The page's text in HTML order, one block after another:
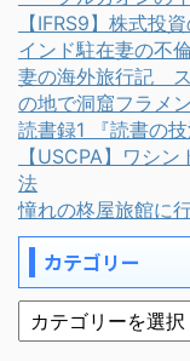
【IFRS9】株式投
インド駐在妻の不
妻の海外旅行記
の地で洞窟フラメ
読書録1 『読書の
【USCPA】ワシ
法
憧れの柊屋旅館に
カテゴリー